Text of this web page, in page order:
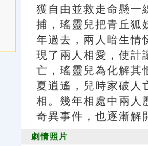
獲自由並救走命懸一
捕，瑤靈兒把青丘狐
年過去，兩人暗生情
現了兩人相愛，使計
亡，瑤靈兒為化解其
夏逍遙，兒時家破人
相。幾年相處中兩人
奇異事件，也逐漸解
劇情照片